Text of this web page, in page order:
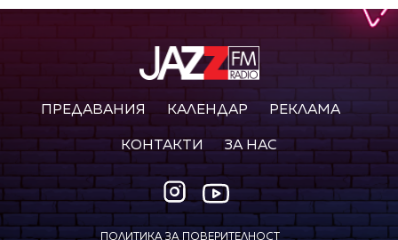
ПРЕДАВАНИЯ КАЛЕНДАР РЕКЛАМА
КОНТАКТИ ЗА НАС
ПОЛИТИКА ЗА ПОВЕРИТЕЛНОСТ